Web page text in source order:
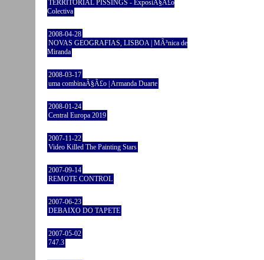
TERRITORIAL PISSINGS - ExposiÃ§Ã£o
Colectiva
2008-04-28
NOVAS GEOGRAFIAS, LISBOA | MÃ³nica de
Miranda
2008-03-17
uma combinaÃ§Ã£o | Armanda Duarte
2008-01-24
Central Europa 2019
2007-11-22
Video Killed The Painting Stars
2007-09-14
REMOTE CONTROL
2007-06-23
DEBAIXO DO TAPETE
2007-05-02
747.3